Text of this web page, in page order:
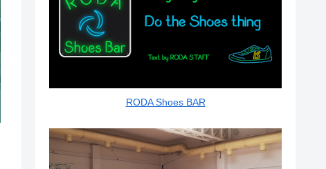
RODA Shoes BAR